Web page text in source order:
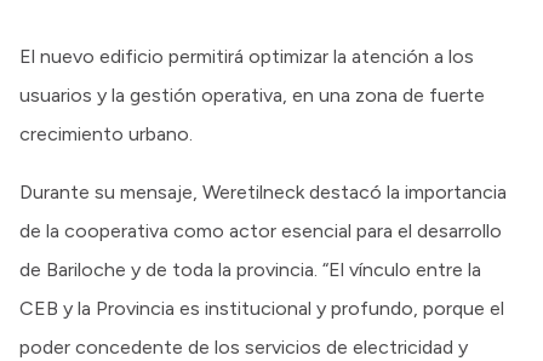
El nuevo edificio permitirá optimizar la atención a los
usuarios y la gestión operativa, en una zona de fuerte
crecimiento urbano.
Durante su mensaje, Weretilneck destacó la importancia
de la cooperativa como actor esencial para el desarrollo
de Bariloche y de toda la provincia. “El vínculo entre la
CEB y la Provincia es institucional y profundo, porque el
poder concedente de los servicios de electricidad y